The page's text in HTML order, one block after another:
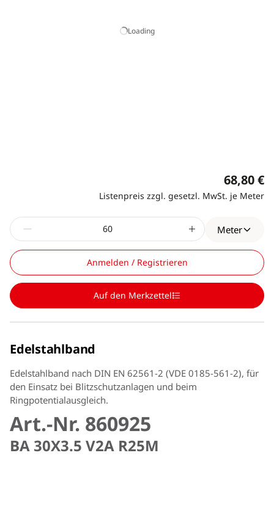
Loading
68,80 €
Listenpreis zzgl. gesetzl. MwSt. je Meter
Meter
Anmelden / Registrieren
Auf den Merkzettel
Edelstahlband
Edelstahlband nach DIN EN 62561-2 (VDE 0185-561-2), für
den Einsatz bei Blitzschutzanlagen und beim
Ringpotentialausgleich.
Art.-Nr. 860925
BA 30X3.5 V2A R25M